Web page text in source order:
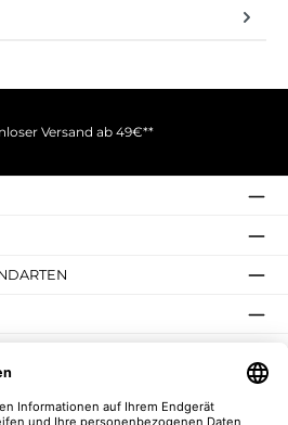
Versand ab 49€**